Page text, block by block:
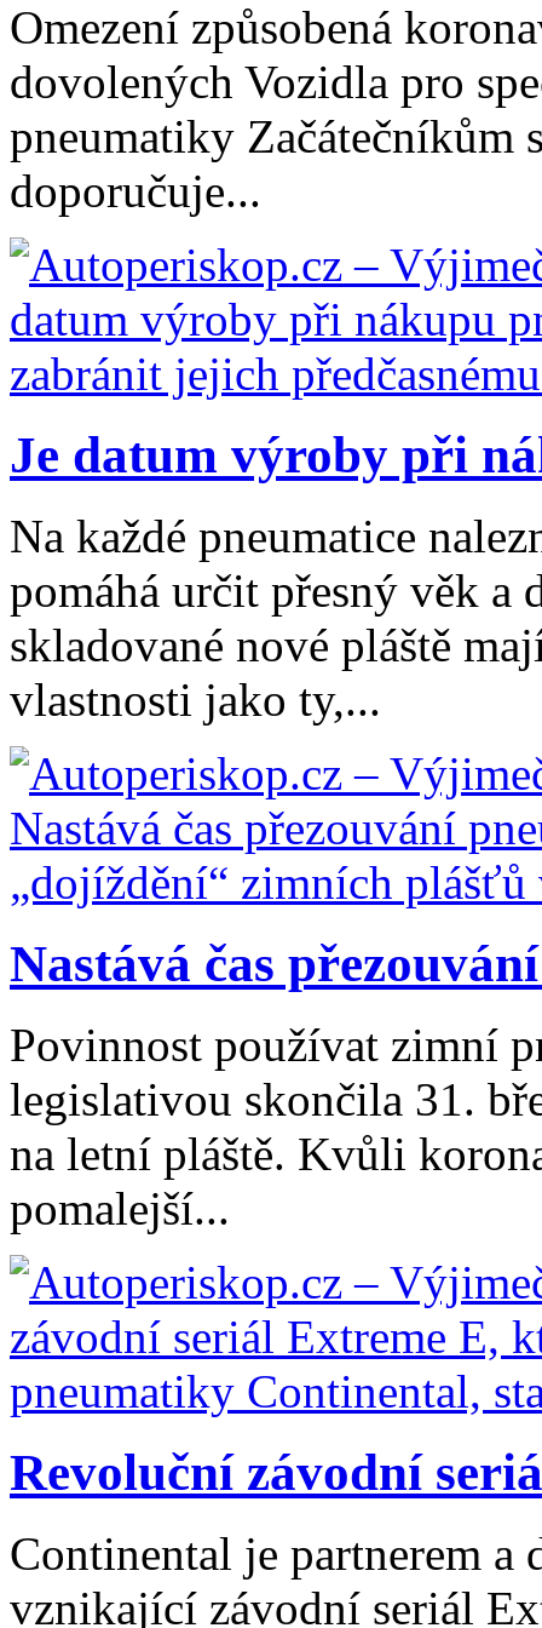
Omezení způsobená
dovolených Vozidla pro
pneumatiky Začátečníkům
doporučuje...
Je datum výroby při
Na každé pneumatice
pomáhá určit přesný věk a
skladované nové pláště
vlastnosti jako ty,...
Nastává čas
Povinnost používat zimní
legislativou skončila 31.
na letní pláště. Kvůli
pomalejší...
Revoluční závodní
Continental je partnerem a
vznikající závodní seriál